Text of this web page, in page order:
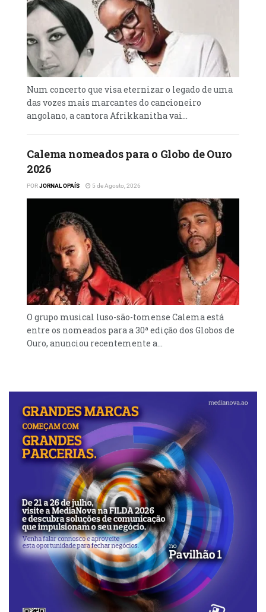
Num concerto que visa eternizar o legado de uma
das vozes mais marcantes do cancioneiro
angolano, a cantora Afrikkanitha vai...
Calema nomeados para o Globo de Ouro
2026
PORJORNAL OPAÍS 5 de Agosto, 2026
O grupo musical luso-são-tomense Calema está
entre os nomeados para a 30ª edição dos Globos de
Ouro, anunciou recentemente a...